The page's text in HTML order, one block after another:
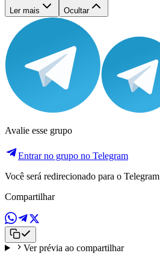
Ler mais Ocultar
Avalie esse grupo
Entrar no grupo no Telegram
Você será redirecionado para o Telegram
Compartilhar
Ver prévia ao compartilhar